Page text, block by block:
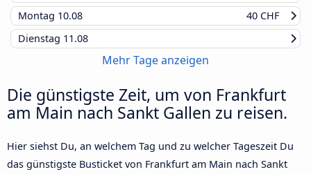
Montag 10.08
40 CHF
Dienstag 11.08
Mehr Tage anzeigen
Die günstigste Zeit, um von Frankfurt
am Main nach Sankt Gallen zu reisen.
Hier siehst Du, an welchem Tag und zu welcher Tageszeit Du
das günstigste Busticket von Frankfurt am Main nach Sankt